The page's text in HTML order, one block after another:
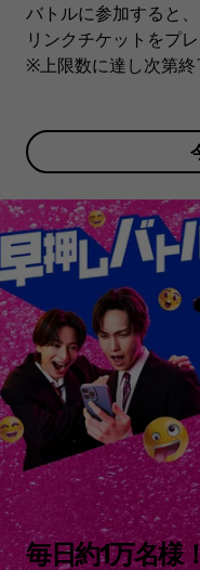
バトルに参加すると
リンクチケットをプレ
※上限数に達し次第終
毎日約1万名様